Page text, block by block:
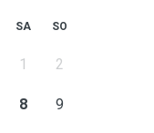
SA SO
1 2
8 9